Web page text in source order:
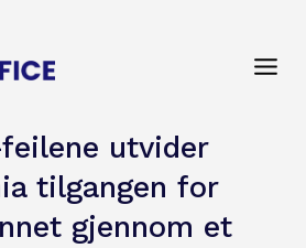
utvider
tilgangen for
gjennom et